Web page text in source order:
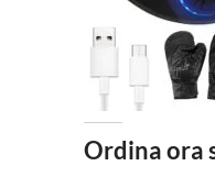
Ordina ora